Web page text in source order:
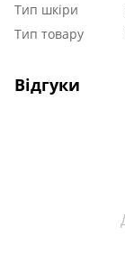
Тип шкіри
Тип товару
Відгуки